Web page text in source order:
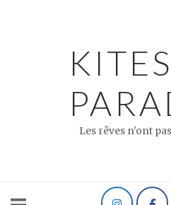
Les rêves n'ont